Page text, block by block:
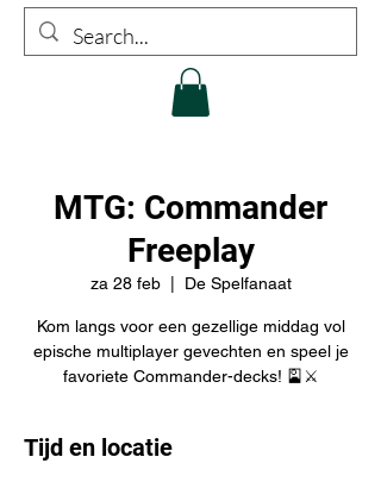
MTG: Commander
Freeplay
za 28 feb
  |
De Spelfanaat
Kom langs voor een gezellige middag vol
epische multiplayer gevechten en speel je
favoriete Commander-decks! 🎴⚔️
Tijd en locatie